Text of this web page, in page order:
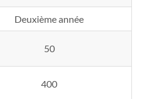
Deuxième année
50
400